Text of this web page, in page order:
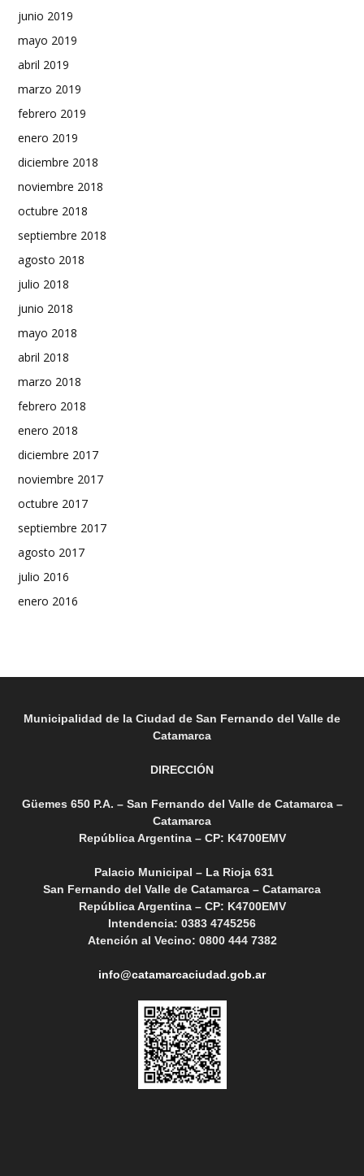
junio 2019
mayo 2019
abril 2019
marzo 2019
febrero 2019
enero 2019
diciembre 2018
noviembre 2018
octubre 2018
septiembre 2018
agosto 2018
julio 2018
junio 2018
mayo 2018
abril 2018
marzo 2018
febrero 2018
enero 2018
diciembre 2017
noviembre 2017
octubre 2017
septiembre 2017
agosto 2017
julio 2016
enero 2016
Municipalidad de la Ciudad de San Fernando del Valle de
Catamarca
DIRECCIÓN
Güemes 650 P.A. – San Fernando del Valle de Catamarca –
Catamarca
República Argentina – CP: K4700EMV
Palacio Municipal – La Rioja 631
San Fernando del Valle de Catamarca – Catamarca
República Argentina – CP: K4700EMV
Intendencia: 0383 4745256
Atención al Vecino: 0800 444 7382
info@catamarcaciudad.gob.ar